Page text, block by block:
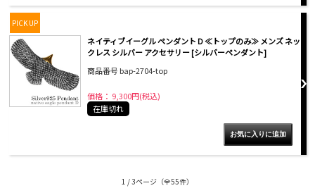
PICK UP
ネイティブイーグル ペンダント D ≪トップのみ≫ メンズ ネッ
クレス シルバー アクセサリー [シルバーペンダント]
商品番号 bap-2704-top
価格： 9,300円(税込)
在庫切れ
1 / 3ページ （全55件）